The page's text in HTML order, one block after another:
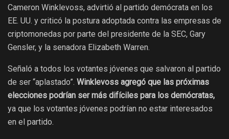
Cameron Winklevoss, advirtió al partido demócrata en los
EE. UU. y criticó la postura adoptada contra las empresas de
criptomonedas por parte del presidente de la SEC, Gary
Gensler, y la senadora Elizabeth Warren.
Señaló a todos los votantes jóvenes que salvaron al partido
de ser “aplastado”. Winklevoss agregó que las próximas
elecciones podrían ser más difíciles para los demócratas,
ya que los votantes jóvenes podrían no estar interesados ​​
en el partido.